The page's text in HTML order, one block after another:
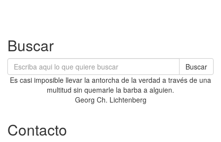
Buscar
Buscar
Es casi imposible llevar la antorcha de la verdad a través de una
multitud sin quemarle la barba a alguien.
Georg Ch. Lichtenberg
Contacto